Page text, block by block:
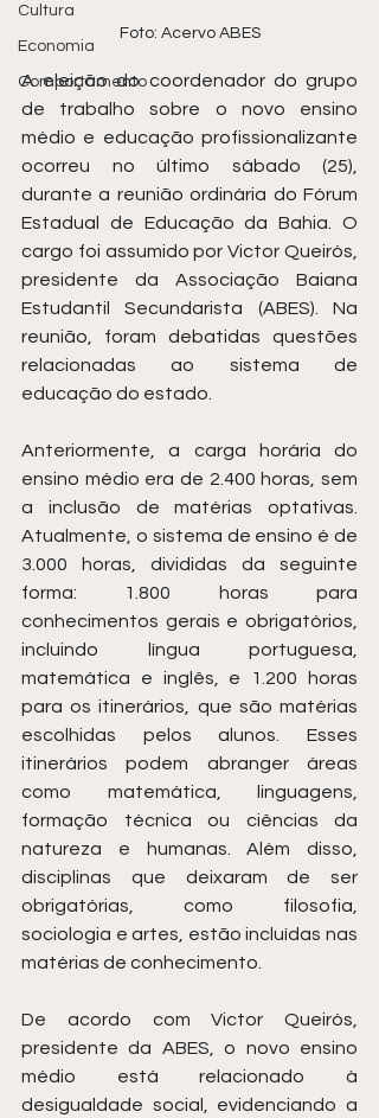
Cultura
Economia
Comportamento
Foto: Acervo ABES
A eleição do coordenador do grupo
de trabalho sobre o novo ensino
médio e educação profissionalizante
ocorreu no último sábado (25),
durante a reunião ordinária do Fórum
Estadual de Educação da Bahia. O
cargo foi assumido por Victor Queirós,
presidente da Associação Baiana
Estudantil Secundarista (ABES). Na
reunião, foram debatidas questões
relacionadas ao sistema de
educação do estado.
Anteriormente, a carga horária do
ensino médio era de 2.400 horas, sem
a inclusão de matérias optativas.
Atualmente, o sistema de ensino é de
3.000 horas, divididas da seguinte
forma: 1.800 horas para
conhecimentos gerais e obrigatórios,
incluindo língua portuguesa,
matemática e inglês, e 1.200 horas
para os itinerários, que são matérias
escolhidas pelos alunos. Esses
itinerários podem abranger áreas
como matemática, linguagens,
formação técnica ou ciências da
natureza e humanas. Além disso,
disciplinas que deixaram de ser
obrigatórias, como filosofia,
sociologia e artes, estão incluídas nas
matérias de conhecimento.
De acordo com Victor Queirós,
presidente da ABES, o novo ensino
médio está relacionado à
desigualdade social, evidenciando a